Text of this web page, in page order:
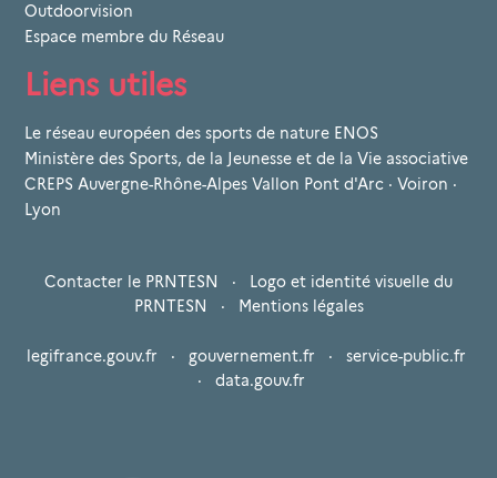
Outdoorvision
Espace membre du Réseau
Liens utiles
Le réseau européen des sports de nature ENOS
Ministère des Sports, de la Jeunesse et de la Vie associative
CREPS Auvergne-Rhône-Alpes Vallon Pont d'Arc · Voiron ·
Lyon
Contacter le PRNTESN ·
Logo et identité visuelle du
PRNTESN
· Mentions légales
legifrance.gouv.fr · gouvernement.fr · service-public.fr
· data.gouv.fr